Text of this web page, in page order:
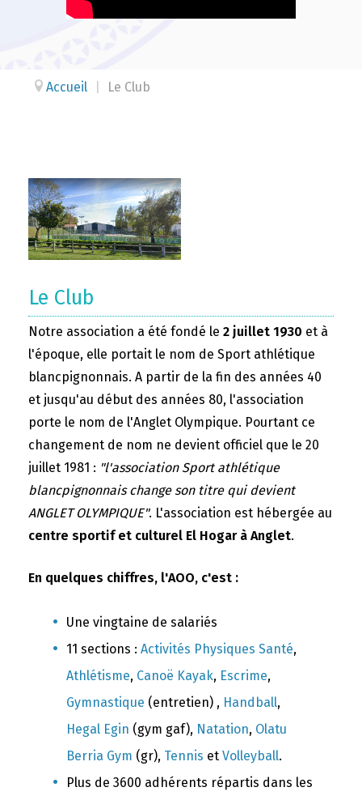
Accueil Le Club
Le Club
Notre association a été fondé le 2 juillet 1930 et à
l'époque, elle portait le nom de Sport athlétique
blancpignonnais. A partir de la fin des années 40
et jusqu'au début des années 80, l'association
porte le nom de l'Anglet Olympique. Pourtant ce
changement de nom ne devient officiel que le 20
juillet 1981 : "l'association Sport athlétique
blancpignonnais change son titre qui devient
ANGLET OLYMPIQUE". L'association est hébergée au
centre sportif et culturel El Hogar à Anglet.
En quelques chiffres, l'AOO, c'est :
Une vingtaine de salariés
11 sections : Activités Physiques Santé,
Athlétisme, Canoë Kayak, Escrime,
Gymnastique (entretien) , Handball,
Hegal Egin (gym gaf), Natation, Olatu
Berria Gym (gr), Tennis et Volleyball.
Plus de 3600 adhérents répartis dans les